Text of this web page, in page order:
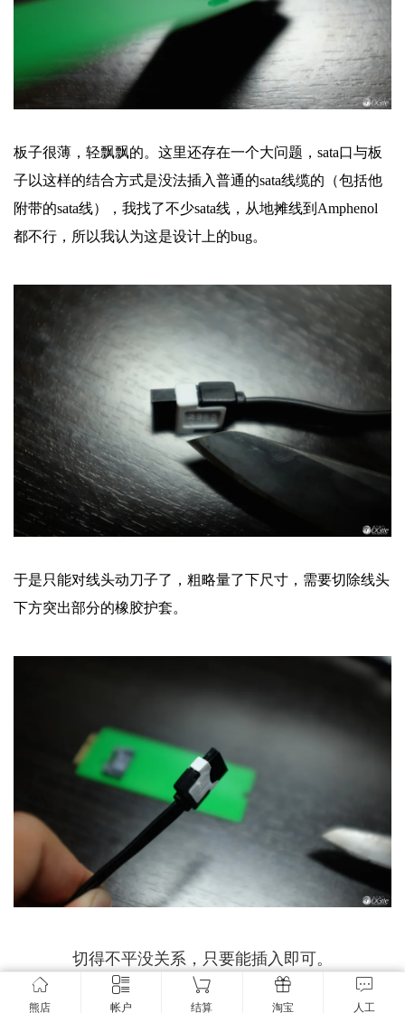
板子很薄，轻飘飘的。这里还存在一个大问题，sata口与板
子以这样的结合方式是没法插入普通的sata线缆的（包括他
附带的sata线），我找了不少sata线，从地摊线到Amphenol
都不行，所以我认为这是设计上的bug。
于是只能对线头动刀子了，粗略量了下尺寸，需要切除线头
下方突出部分的橡胶护套。
切得不平没关系，只要能插入即可。
熊店 帐户 结算 淘宝 人工